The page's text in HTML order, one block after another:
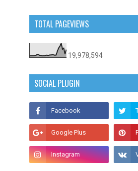
TOTAL PAGEVIEWS
19,978,594
SOCIAL PLUGIN